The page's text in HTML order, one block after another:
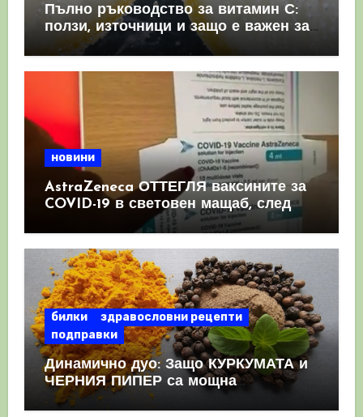
Пълно ръководство за витамин С:
ползи, източници и защо е важен за
имунната система
новини
AstraZeneca ОТТЕГЛЯ ваксините за
COVID-19 в световен мащаб, след
като призна, че те причиняват
билки
здравословни рецепти
подправки
Динамично дуо: Защо КУРКУМАТА и
ЧЕРНИЯ ПИПЕР са мощна
комбинация